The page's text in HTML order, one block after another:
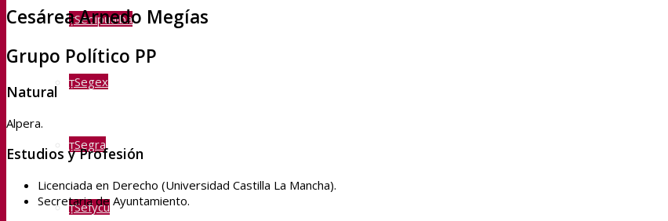
Sedipualba
Segex
Segra
Sefycu
Cesárea Arnedo Megías
Grupo Político PP
Natural
Alpera.
Estudios y Profesión
Licenciada en Derecho (Universidad Castilla La Mancha).
Secretaria de Ayuntamiento.